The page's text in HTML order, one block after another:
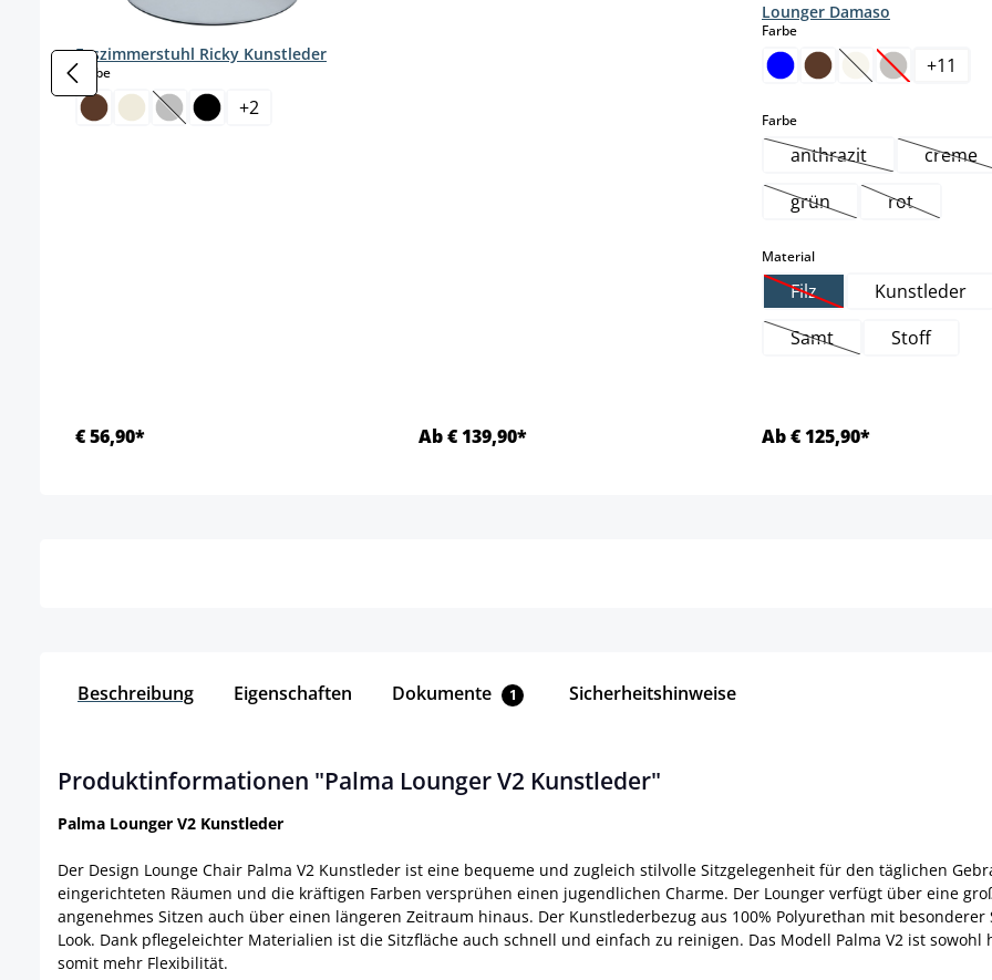
Esszimmerstuhl Ricky Kunstleder
Farbeauswählen
(Diese Option ist zurzeit nicht verfügbar.)
+2
€ 56,90* Ab € 139,90*
Lounger Damaso
Farbeauswählen
(Diese Option ist
(Diese
+11
Farbeauswählen
anthrazit(Diese Option istcreme
grün(Diese Option ist zurzeit
rot(Diese
Materialauswählen
Filz(Diese Option ist zurzeit
Kunstleder
Samt(Diese Option ist zurzeit
Stoff
Ab € 125,90*
Beschreibung Eigenschaften Dokumente 1 Sicherheitshinweise
Produktinformationen "Palma Lounger V2 Kunstleder"
Palma Lounger V2 Kunstleder
Der Design Lounge Chair Palma V2 Kunstleder ist eine bequeme und zugleich stilvolle Sitzgelegenheit für den täglichen
eingerichteten Räumen und die kräftigen Farben versprühen einen jugendlichen Charme. Der Lounger verfügt über eine
angenehmes Sitzen auch über einen längeren Zeitraum hinaus. Der Kunstlederbezug aus 100% Polyurethan mit
Look. Dank pflegeleichter Materialien ist die Sitzfläche auch schnell und einfach zu reinigen. Das Modell Palma V2 ist
somit mehr Flexibilität.